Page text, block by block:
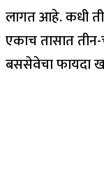
लागत आहे. कधी
एकाच तासात तीन-
बससेवेचा फायदा